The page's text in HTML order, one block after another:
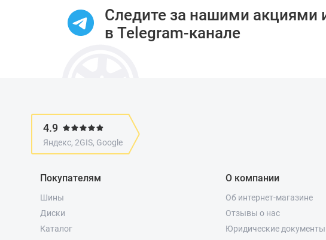
Следите за нашими акциями
в Telegram-канале
4.9
Яндекс, 2GIS, Google
Покупателям
Шины
Диски
Каталог
О компании
Об интернет-магазине
Отзывы о нас
Юридические документы